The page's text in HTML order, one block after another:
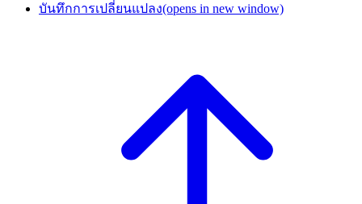
บันทึกการเปลี่ยนแปลง(opens in new window)